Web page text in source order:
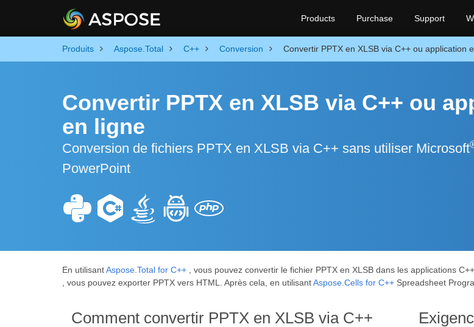
Products Purchase Support
Produits Aspose.Total C++ Conversion Convertir PPTX en XLSB via C++ ou application
Convertir PPTX en XLSB via C++ ou
en ligne
Conversion de fichiers PPTX en XLSB via C++ sans utiliser Microsoft
PowerPoint
En utilisantAspose.Total for C++ , vous pouvez convertir le fichier PPTX en XLSB dans les applications
, vous pouvez exporter PPTX vers HTML. Après cela, en utilisantAspose.Cells for C++ Spreadsheet
Comment convertir PPTX en XLSB via C++